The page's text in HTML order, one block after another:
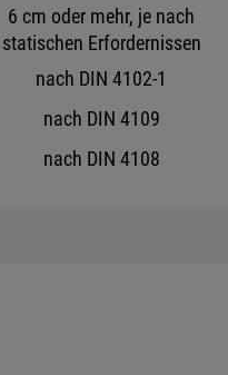
6 cm oder mehr, je nach
statischen Erfordernissen
nach DIN 4102-1
nach DIN 4109
nach DIN 4108